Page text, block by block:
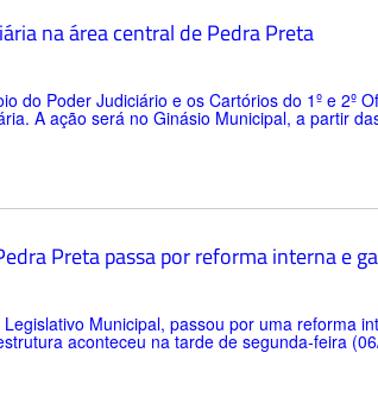
na área central de Pedra Preta
do Poder Judiciário e os Cartórios do 1º e 2º
A ação será no Ginásio Municipal, a partir
Preta passa por reforma interna e
Municipal, passou por uma reforma
aconteceu na tarde de segunda-feira